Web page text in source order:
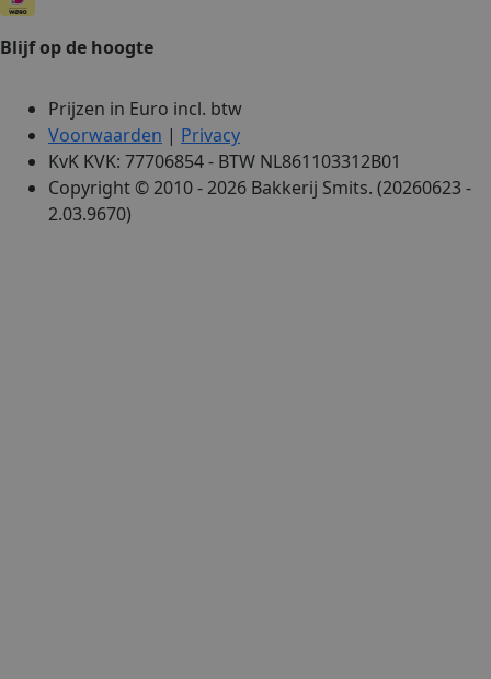
Blijf op de hoogte
Prijzen in Euro incl. btw
Voorwaarden | Privacy
KvK KVK: 77706854 - BTW NL861103312B01
Copyright © 2010 - 2026 Bakkerij Smits. (20260623 -
2.03.9670)